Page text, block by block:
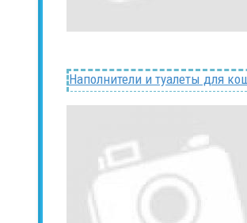
Наполнители и туалеты для